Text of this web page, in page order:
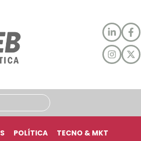
POLÍTICA TECNO & MKT